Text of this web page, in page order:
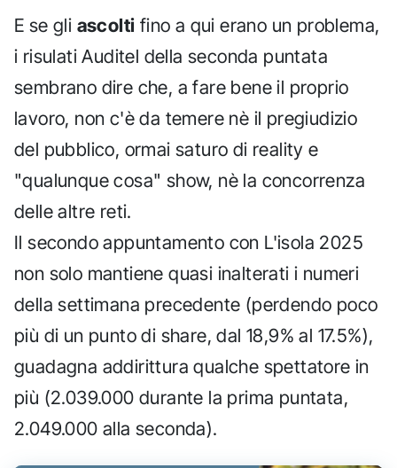
E se gli ascolti fino a qui erano un problema,
i risulati Auditel della seconda puntata
sembrano dire che, a fare bene il proprio
lavoro, non c'è da temere nè il pregiudizio
del pubblico, ormai saturo di reality e
"qualunque cosa" show, nè la concorrenza
delle altre reti.
Il secondo appuntamento con L'isola 2025
non solo mantiene quasi inalterati i numeri
della settimana precedente (perdendo poco
più di un punto di share, dal 18,9% al 17.5%),
guadagna addirittura qualche spettatore in
più (2.039.000 durante la prima puntata,
2.049.000 alla seconda).